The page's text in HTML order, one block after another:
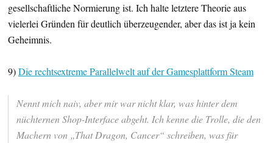
gesellschaftliche Normierung ist. Ich halte letztere Theorie aus
vielerlei Gründen für deutlich überzeugender, aber das ist ja kein
Geheimnis.
9)Die rechtsextreme Parallelwelt auf der Gamesplattform Steam
Nennt mich naiv, aber mir war nicht klar, was hinter dem
nüchternen Shop-Interface abgeht. Ich kenne die Trolle, die den
Machern von „That Dragon, Cancer“ schreiben, was für